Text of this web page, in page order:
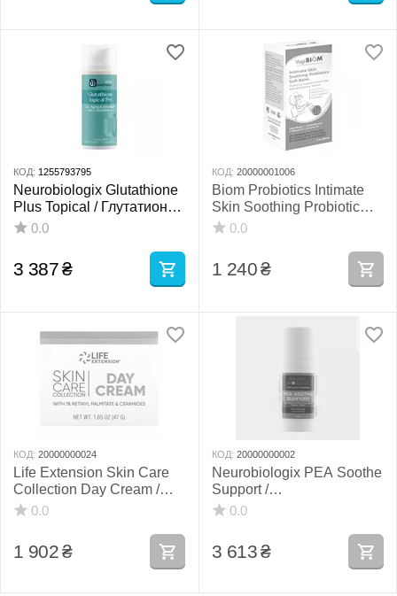
КОД: 1255793795
Neurobiologix Glutathione
Plus Topical / Глутатион
крем топический
0.0
3 387₴
КОД: 20000001006
Biom Probiotics Intimate
Skin Soothing Probiotic
Soft Balm / Пробіотичний
0.0
1 240₴
КОД: 20000000024
Life Extension Skin Care
Collection Day Cream /
Денний крем 47 г
0.0
1 902₴
КОД: 20000000002
Neurobiologix PEA Soothe
Support /
Пальмітоїлетаноламід
0.0
3 613₴